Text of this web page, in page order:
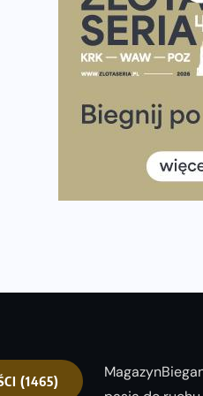
Największy Bieg Powstania
Ponad 12 tysięcy
Co ma dużo białka?
Rozbiegany Olsztyn szykuje
(1465)